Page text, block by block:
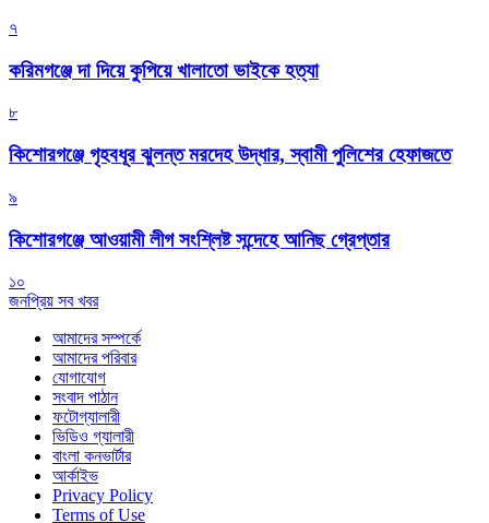
৭
করিমগঞ্জে দা দিয়ে কুপিয়ে খালাতো ভাইকে হত্যা
৮
কিশোরগঞ্জে গৃহবধূর ঝুলন্ত মরদেহ উদ্ধার, স্বামী পুলিশের হেফাজতে
৯
কিশোরগঞ্জে আওয়ামী লীগ সংশ্লিষ্ট সন্দেহে আনিছ গ্রেপ্তার
১০
জনপ্রিয় সব খবর
আমাদের সম্পর্কে
আমাদের পরিবার
যোগাযোগ
সংবাদ পাঠান
ফটোগ্যালারী
ভিডিও গ্যালারী
বাংলা কনভার্টার
আর্কাইভ
Privacy Policy
Terms of Use